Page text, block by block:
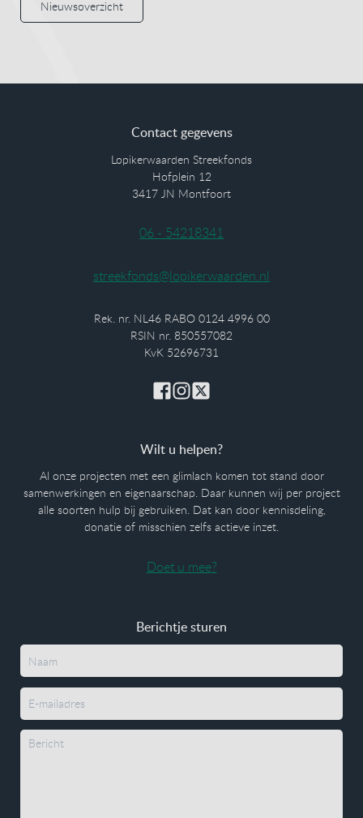
Nieuwsoverzicht
Contact gegevens
Lopikerwaarden Streekfonds
Hofplein 12
3417 JN Montfoort
06 - 54218341
streekfonds@lopikerwaarden.nl
Rek. nr. NL46 RABO 0124 4996 00
RSIN nr. 850557082
KvK 52696731
Berichtje sturen
Wilt u helpen?
Al onze projecten met een glimlach komen tot stand door
samenwerkingen en eigenaarschap. Daar kunnen wij per project
alle soorten hulp bij gebruiken. Dat kan door kennisdeling,
donatie of misschien zelfs actieve inzet.
Doet u mee?